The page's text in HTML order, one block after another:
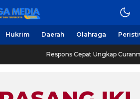
Hukrim Daerah Olahraga
Respons Cepat Ungkap Curanmor, Reskrim